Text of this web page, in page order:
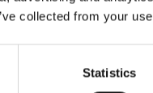
collected from your
Statistics
Designer